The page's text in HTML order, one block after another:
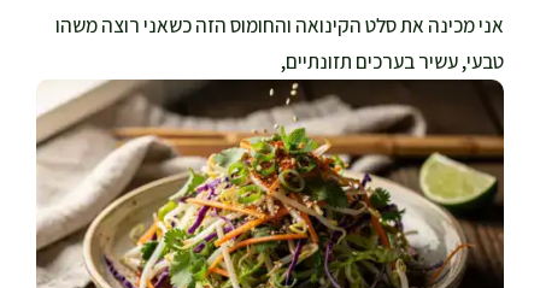
אני מכינה את סלט הקינואה והחומוס הזה כשאני רוצה משהו
טבעי, עשיר בערכים תזונתיים,